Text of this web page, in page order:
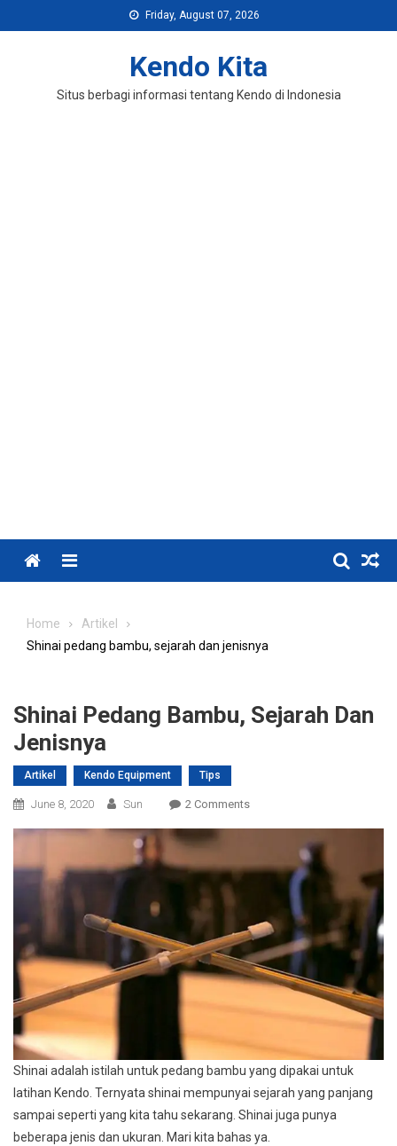
to
Friday, August 07, 2026
Kendo Kita
Situs berbagi informasi tentang Kendo di Indonesia
Menu
Home
Artikel
Shinai pedang bambu, sejarah dan jenisnya
Shinai Pedang Bambu, Sejarah Dan
Jenisnya
Artikel Kendo Equipment Tips
June 8, 2020 Sun 2 CommentsOn
Bambu,
Jenisnya
Shinai adalah istilah untuk pedang bambu yang dipakai untuk
latihan Kendo. Ternyata shinai mempunyai sejarah yang panjang
sampai seperti yang kita tahu sekarang. Shinai juga punya
beberapa jenis dan ukuran. Mari kita bahas ya.